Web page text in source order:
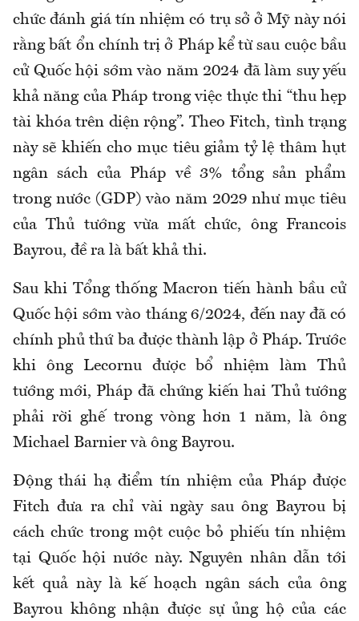
chức đánh giá tín nhiệm có trụ sở ở Mỹ này nói
rằng bất ổn chính trị ở Pháp kể từ sau cuộc bầu
cử Quốc hội sớm vào năm 2024 đã làm suy yếu
khả năng của Pháp trong việc thực thi “thu hẹp
tài khóa trên diện rộng”. Theo Fitch, tình trạng
này sẽ khiến cho mục tiêu giảm tỷ lệ thâm hụt
ngân sách của Pháp về 3% tổng sản phẩm
trong nước (GDP) vào năm 2029 như mục tiêu
của Thủ tướng vừa mất chức, ông Francois
Bayrou, đề ra là bất khả thi.
Sau khi Tổng thống Macron tiến hành bầu cử
Quốc hội sớm vào tháng 6/2024, đến nay đã có
chính phủ thứ ba được thành lập ở Pháp. Trước
khi ông Lecornu được bổ nhiệm làm Thủ
tướng mới, Pháp đã chứng kiến hai Thủ tướng
phải rời ghế trong vòng hơn 1 năm, là ông
Michael Barnier và ông Bayrou.
Động thái hạ điểm tín nhiệm của Pháp được
Fitch đưa ra chỉ vài ngày sau ông Bayrou bị
cách chức trong một cuộc bỏ phiếu tín nhiệm
tại Quốc hội nước này. Nguyên nhân dẫn tới
kết quả này là kế hoạch ngân sách của ông
Bayrou không nhận được sự ủng hộ của các